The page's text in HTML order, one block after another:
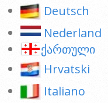
Deutsch
Nederland
ქართული
Hrvatski
Italiano